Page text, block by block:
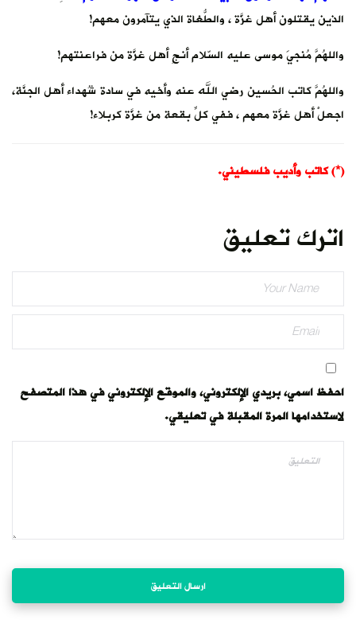
الذين يقتلون أهل غزَّة ، والطُّغاة الذي يتآمرون معهم!
‏واللهُمَّ مُنجيَ موسى عليه السّلام أنجِ أهل غزَّة من فراعنتهم!
‏واللهُمَّ كاتب الحُسين رضي الله عنه وأخيه في سادة شُهداء أهل الجنَّة،
اجعلْ أهل غزَّة معهم ، ففي كلِّ بقعة من غزَّة كربلاء!
(*) كاتب وأديب فلسطيني.
اترك تعليق
احفظ اسمي، بريدي الإلكتروني، والموقع الإلكتروني في هذا المتصفح
لاستخدامها المرة المقبلة في تعليقي.